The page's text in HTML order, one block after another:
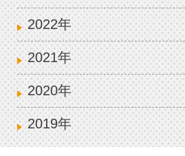
2022年
2021年
2020年
2019年